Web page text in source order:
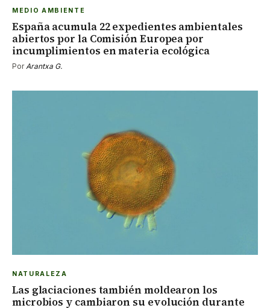
MEDIO AMBIENTE
España acumula 22 expedientes ambientales
abiertos por la Comisión Europea por
incumplimientos en materia ecológica
PorArantxa G.
NATURALEZA
Las glaciaciones también moldearon los
microbios y cambiaron su evolución durante